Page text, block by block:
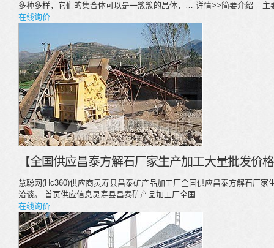
多种多样，它们的集合体可以是一簇簇的晶体，… 详情>>简要介绍 – 主
在线询价
【全国供应昌泰方解石厂家生产加工大量批发价
慧聪网(Hc360)供应商灵寿县昌泰矿产品加工厂全国供应昌泰方解石厂
洽谈。 首页供应信息灵寿县昌泰矿产品加工厂全国…
在线询价